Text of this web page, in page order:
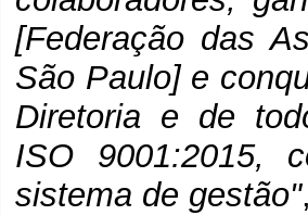
[Federação das
São Paulo] e
Diretoria e de
ISO 9001:2015,
sistema de gestão"